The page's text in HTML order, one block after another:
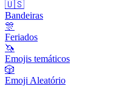
🇺🇸
Bandeiras
🎊
Feriados
🦄
Emojis temáticos
🎲
Emoji Aleatório